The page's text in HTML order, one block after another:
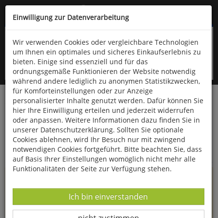
Kompletten Head der Seite überspringen
oder (06766) 9323-960
Startseite Informationen
Uppps...
Sie sind weitergeleitet worden !
haben zu öffnen, gibt es leider nicht mehr in unserem
Einwilligung zur Datenverarbeitung
Wir verwenden Cookies oder vergleichbare Technologien
um Ihnen ein optimales und sicheres Einkaufserlebnis zu
bieten. Einige sind essenziell und für das
ordnungsgemäße Funktionieren der Website notwendig
während andere lediglich zu anonymen Statistikzwecken,
für Komforteinstellungen oder zur Anzeige
personalisierter Inhalte genutzt werden. Dafür können Sie
hier Ihre Einwilligung erteilen und jederzeit widerrufen
oder anpassen. Weitere Informationen dazu finden Sie in
unserer Datenschutzerklärung. Sollten Sie optionale
Cookies ablehnen, wird Ihr Besuch nur mit zwingend
notwendigen Cookies fortgeführt. Bitte beachten Sie, dass
auf Basis Ihrer Einstellungen womöglich nicht mehr alle
Funktionalitäten der Seite zur Verfügung stehen.
Datenverarbeitung -
Ich bin einverstanden